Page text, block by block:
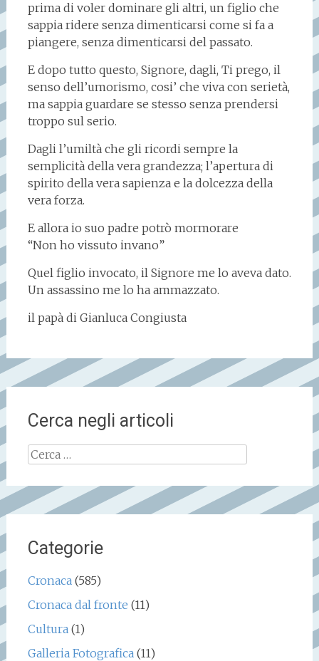
prima di voler dominare gli altri, un figlio che
sappia ridere senza dimenticarsi come si fa a
piangere, senza dimenticarsi del passato.
E dopo tutto questo, Signore, dagli, Ti prego, il
senso dell’umorismo, cosi’ che viva con serietà,
ma sappia guardare se stesso senza prendersi
troppo sul serio.
Dagli l’umiltà che gli ricordi sempre la
semplicità della vera grandezza; l’apertura di
spirito della vera sapienza e la dolcezza della
vera forza.
E allora io suo padre potrò mormorare
“Non ho vissuto invano”
Quel figlio invocato, il Signore me lo aveva dato.
Un assassino me lo ha ammazzato.
il papà di Gianluca Congiusta
Cerca negli articoli
Ricerca
Categorie
Cronaca(585)
Cronaca dal fronte (11)
Cultura(1)
Galleria Fotografica(11)